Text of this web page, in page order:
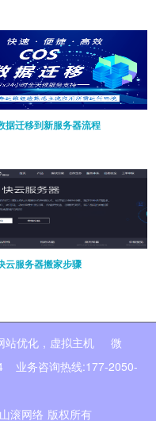
据迁移到新服务器流程
云服务器搬家步骤
站优化 , 虚拟主机
微
业务咨询热线:177-2050-
山滚网络 版权所有